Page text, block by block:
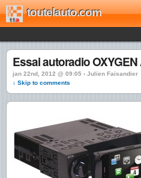
toutelauto.com
Essai autoradio OXYGEN
jan 22nd, 2012 @ 09:05 › Julien Faisandier
↓ Skip to comments